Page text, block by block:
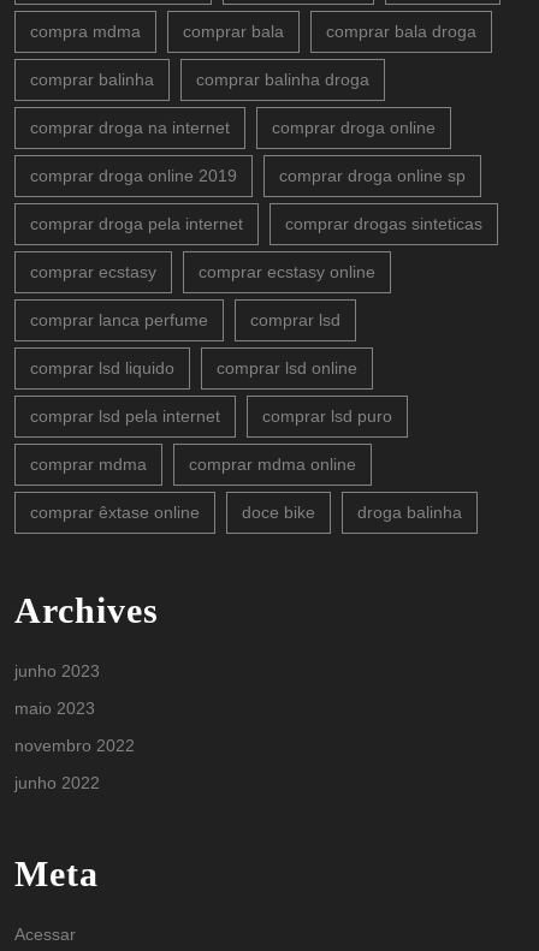
compra mdma comprar bala comprar bala droga
comprar balinha comprar balinha droga
comprar droga na internet comprar droga online
comprar droga online 2019 comprar droga online sp
comprar droga pela internet comprar drogas sinteticas
comprar ecstasy comprar ecstasy online
comprar lanca perfume comprar lsd
comprar lsd liquido comprar lsd online
comprar lsd pela internet comprar lsd puro
comprar mdma comprar mdma online
comprar êxtase online doce bike droga balinha
Archives
junho 2023
maio 2023
novembro 2022
junho 2022
Meta
Acessar